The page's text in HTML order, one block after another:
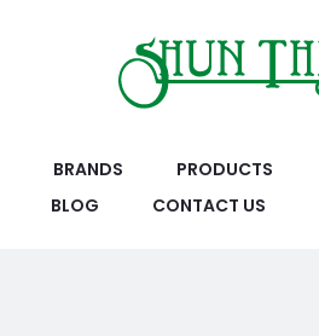
BRANDS PRODUCTS
BLOG
CONTACT US